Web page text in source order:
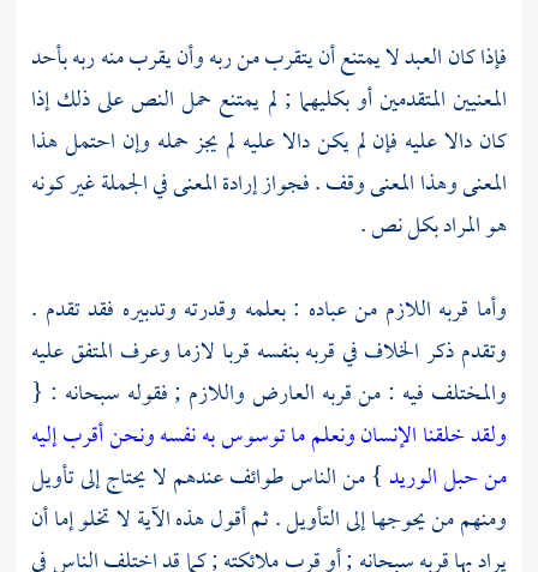
فإذا كان العبد لا يمتنع أن يتقرب من ربه وأن يقرب منه ربه بأحد
المعنيين المتقدمين أو بكليهما ; لم يمتنع حمل النص على ذلك إذا
كان دالا عليه فإن لم يكن دالا عليه لم يجز حمله وإن احتمل هذا
المعنى وهذا المعنى وقف . فجواز إرادة المعنى في الجملة غير كونه
هو المراد بكل نص .
وأما قربه اللازم من عباده : بعلمه وقدرته وتدبيره فقد تقدم .
وتقدم ذكر الخلاف في قربه بنفسه قربا لازما وعرف المتفق عليه
والمختلف فيه : من قربه العارض واللازم ; فقوله سبحانه : {
ولقد خلقنا الإنسان ونعلم ما توسوس به نفسه ونحن أقرب إليه
من حبل الوريد} من الناس طوائف عندهم لا يحتاج إلى تأويل
ومنهم من يحوجها إلى التأويل . ثم أقول هذه الآية لا تخلو إما أن
يراد بها قربه سبحانه ; أو قرب ملائكته ; كما قد اختلف الناس في